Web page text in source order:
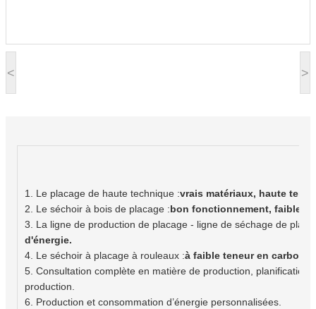
< >
1. Le placage de haute technique :vrais matériaux, haute
2. Le séchoir à bois de placage :bon fonctionnement, faible
3. La ligne de production de placage - ligne de séchage de
d'énergie.
4. Le séchoir à placage à rouleaux :à faible teneur en
5. Consultation complète en matière de production,
production.
6. Production et consommation d’énergie personnalisées.